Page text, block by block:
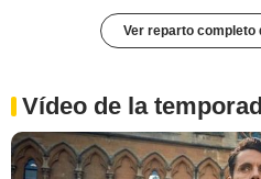
Ver reparto completo
Vídeo de la